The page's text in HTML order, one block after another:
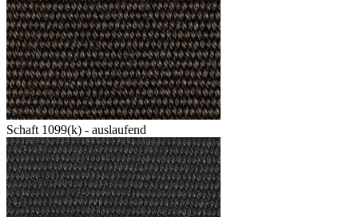
Schaft 1099(k) - auslaufend